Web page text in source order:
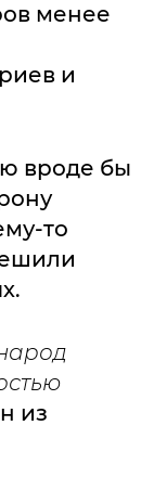
менее
и
вроде бы
то
из